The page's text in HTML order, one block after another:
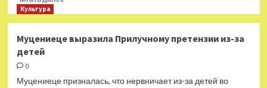
«Руки
Культура
Муцениеце выразила Прилучному претензии из-за
детей
0
Муцениеце призналась, что нервничает из-за детей во